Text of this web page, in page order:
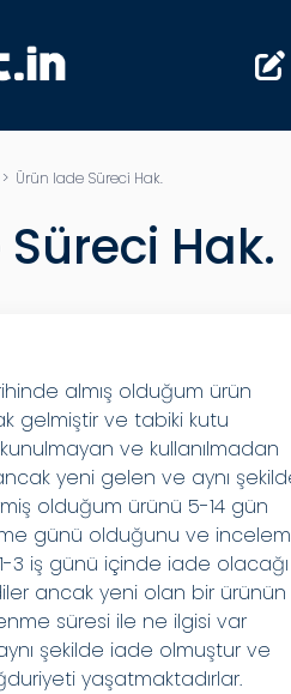
> Ürün Iade Süreci Hak.
Hak.
almış olduğum ürün
gelmiştir ve tabiki kutu
ve kullanılmadan
yeni gelen ve aynı
olduğum ürünü 5-14 gün
günü olduğunu ve
3 iş günü içinde iade olacağı
ancak yeni olan bir ürünün
süresi ile ne ilgisi var
şekilde iade olmuştur ve
yaşatmaktadırlar.